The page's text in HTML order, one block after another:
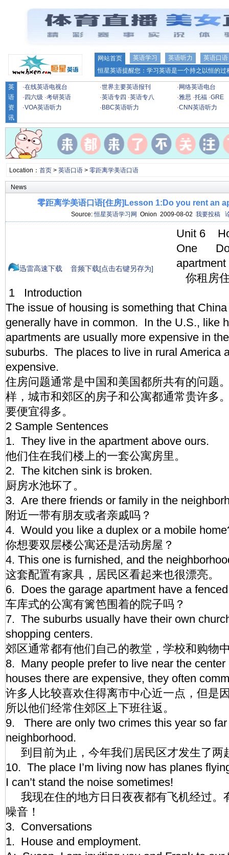
网站首页 英语学习 英语听力
英语口语
恒星英语提醒您：学习英语是一个持之以恒的
英
语
资
讯
·在线英语电视台 ·世界主要英语报刊 · 网络英语电台
· 四六级 ·考研英语 ·英语专四 ·英语专八 ·雅思 ·托福 ·GRE
·VOA英语听力 · BBC英语听力 ·CNN英语听力
Location： 首页> 英语口语> 零距离学美语口语
News
零距离学美语口语[住房]Lesson 1:Do you rent an
Source:恒星英语学习网 Onion 2009-08-02 我要投稿
迅雷高速下载 音频下载[点击右键另存为]
Unit 6
One Do
你租房
1 Introduction
The issue of housing is something that
generally have in common. In the U.S., like
apartments are usually more expensive in
suburbs. The places to live in rural America
expensive.
住房问题通常是中国和美国都所共有的问题
样，城市和郊区的房子和公寓都通常贵许多
要便宜得多。
2 Sample Sentences
1. They live in the apartment above ours.
他们住在我们楼上的一套公寓房里。
2. The kitchen sink is broken.
厨房水池坏了。
3. Are there friends or family in the
附近一带有朋友或者亲戚吗？
4. Would you like a duplex or a mobile
你想要双层楼公寓还是活动房屋？
4. This one is furnished, and the
这套配置有家具，居民区看起来也很漂亮。
6. Does the garage apartment have a
车库式的公寓有篱笆围着的院子吗？
7. The suburbs usually have their own
shopping centers.
郊区通常都有他们自己的教堂，学校和购物
8. Many people prefer to live near the
houses there are expensive, they often
许多人比较喜欢住得离市中心近一点，但是
所以他们经常住郊区上下班往返。
9. There are only two crimes this year so
neighborhood.
到目前为止，今年我们居民区才发生了两
10. The place I’m living now has planes
I can’t stand the noise sometimes!
我现在住的地方日日夜夜都有飞机经过。
噪音！
3. Conversations
1. House and employment.